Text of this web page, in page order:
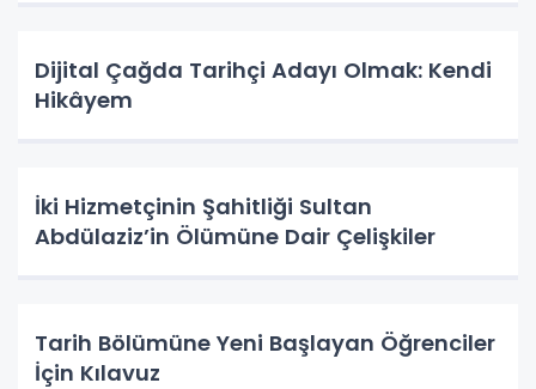
Dijital Çağda Tarihçi Adayı Olmak: Kendi
Hikâyem
İki Hizmetçinin Şahitliği Sultan
Abdülaziz’in Ölümüne Dair Çelişkiler
Tarih Bölümüne Yeni Başlayan Öğrenciler
İçin Kılavuz